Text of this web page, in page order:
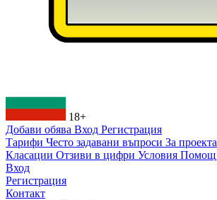
18+
Добави обява Вход Регистрация
Тарифи Често задавани въпроси За проекта
Класации Отзиви в цифри Условия Помощ
Вход
Регистрация
Контакт